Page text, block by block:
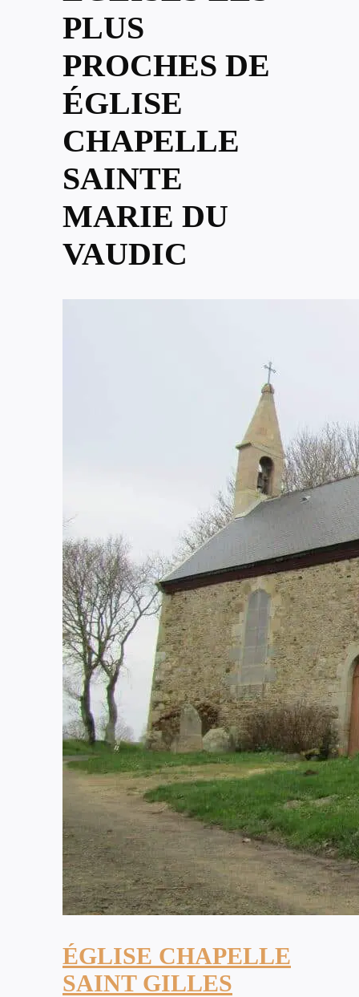
PLUS
PROCHES DE
ÉGLISE
CHAPELLE
SAINTE
MARIE DU
VAUDIC
ÉGLISE CHAPELLE
SAINT GILLES